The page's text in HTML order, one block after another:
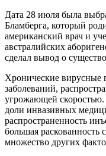
Дата 28 июля была
Бламберга, который
американский врач и
австралийских
сделал вывод о
Хронические вирусные
заболеваний,
угрожающей
доли инвазивных
распространенность
большая раскованность
множество других